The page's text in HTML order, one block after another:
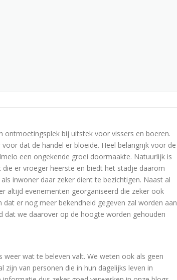
bij uitstek voor vissers en boeren.
dat de handel er bloeide. Heel belangrijk voor de
een ongekende groei doormaakte. Natuurlijk is
er vroeger heerste en biedt het stadje daarom
inwoner daar zeker dient te bezichtigen. Naast al
altijd evenementen georganiseerd die zeker ook
er nog meer bekendheid gegeven zal worden aan
dat we daarover op de hoogte worden gehouden
wat te beleven valt. We weten ook als geen
van personen die in hun dagelijks leven in